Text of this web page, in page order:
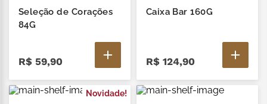
Seleção de Corações
84G
R$ 59,90
Caixa Bar 160G
R$ 124,90
Novidade!